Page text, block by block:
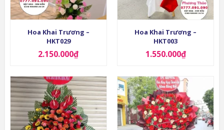
Hoa Khai Trương –
HKT029
2.150.000₫
Hoa Khai Trương –
HKT003
1.550.000₫